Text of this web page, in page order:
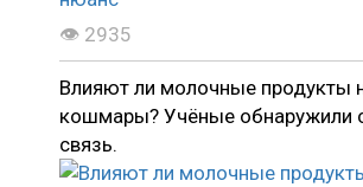
👁 2935
Влияют ли молочные продукты
кошмары? Учёные обнаружили
связь.